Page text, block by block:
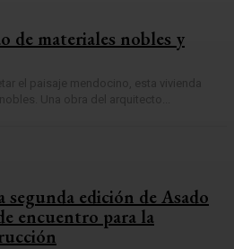
de materiales nobles y
segunda edición de Asado
encuentro para la